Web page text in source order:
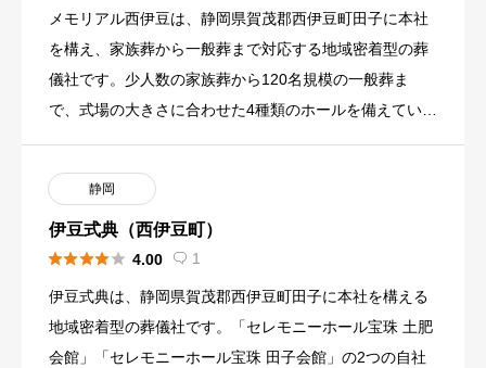
メモリアル西伊豆は、静岡県賀茂郡西伊豆町田子に本社
を構え、家族葬から一般葬まで対応する地域密着型の葬
儀社です。少人数の家族葬から120名規模の一般葬ま
で、式場の大きさに合わせた4種類のホールを備えていま
静岡
伊豆式典（西伊豆町）
 4.00  1
伊豆式典は、静岡県賀茂郡西伊豆町田子に本社を構える
地域密着型の葬儀社です。「セレモニーホール宝珠 土肥
会館」「セレモニーホール宝珠 田子会館」の2つの自社